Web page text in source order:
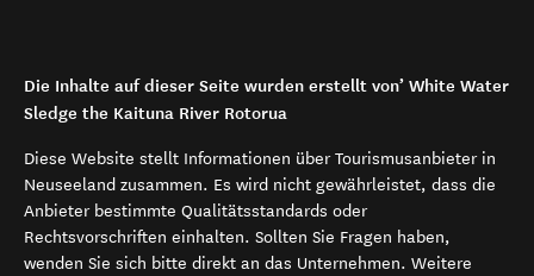
Die Inhalte auf dieser Seite wurden erstellt von’ White Water
Sledge the Kaituna River Rotorua
Diese Website stellt Informationen über Tourismusanbieter in
Neuseeland zusammen. Es wird nicht gewährleistet, dass die
Anbieter bestimmte Qualitätsstandards oder
Rechtsvorschriften einhalten. Sollten Sie Fragen haben,
wenden Sie sich bitte direkt an das Unternehmen. Weitere